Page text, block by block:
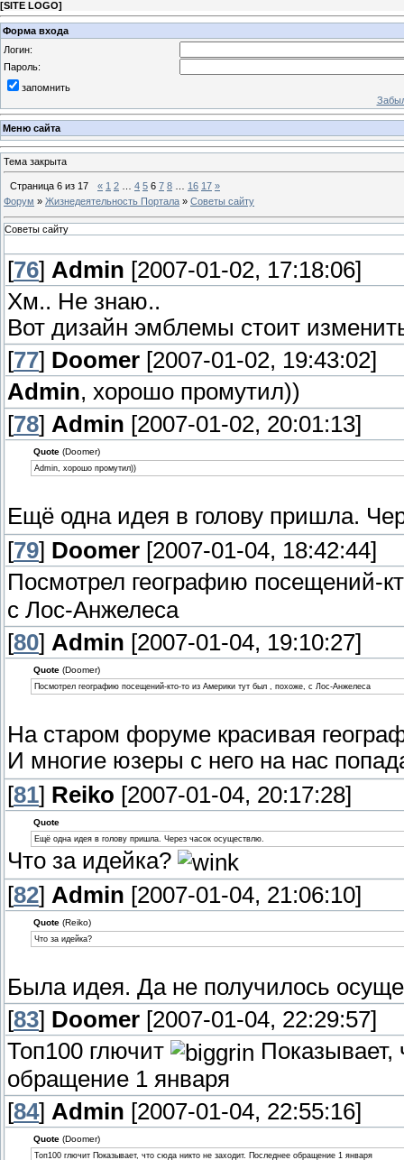
[SITE LOGO]
Форма входа
Логин:
Пароль:
запомнить
Меню сайта
Тема закрыта
Страница 6 из 17 « 1 2 4 5 6 7 8 16 17 »
Форум » Жизнедеятельность Портала » Советы сайту
Советы сайту
[76] Admin [2007-01-02, 17:18:06]
Хм.. Не знаю..
Вот дизайн эмблемы стоит
[77] Doomer [2007-01-02, 19:43:02]
Admin, хорошо промутил))
[78] Admin [2007-01-02, 20:01:13]
Quote(Doomer)
Admin, хорошо промутил))
Ещё одна идея в голову пришла.
[79] Doomer [2007-01-04, 18:42:44]
Посмотрел географию посещений-
с Лос-Анжелеса
[80] Admin [2007-01-04, 19:10:27]
Quote(Doomer)
Посмотрел географию посещений-кто-то из Америки тут был , похоже, с Лос-Анжелеса
На старом форуме красивая
И многие юзеры с него на нас
[81] Reiko [2007-01-04, 20:17:28]
Quote
Ещё одна идея в голову пришла. Через часок осуществлю.
Что за идейка?
[82] Admin [2007-01-04, 21:06:10]
Quote(Reiko)
Что за идейка?
Была идея. Да не получилось
[83] Doomer [2007-01-04, 22:29:57]
Топ100 глючит
Показывает,
обращение 1 января
[84] Admin [2007-01-04, 22:55:16]
Quote(Doomer)
Топ100 глючит Показывает, что сюда никто не заходит. Последнее обращение 1 января